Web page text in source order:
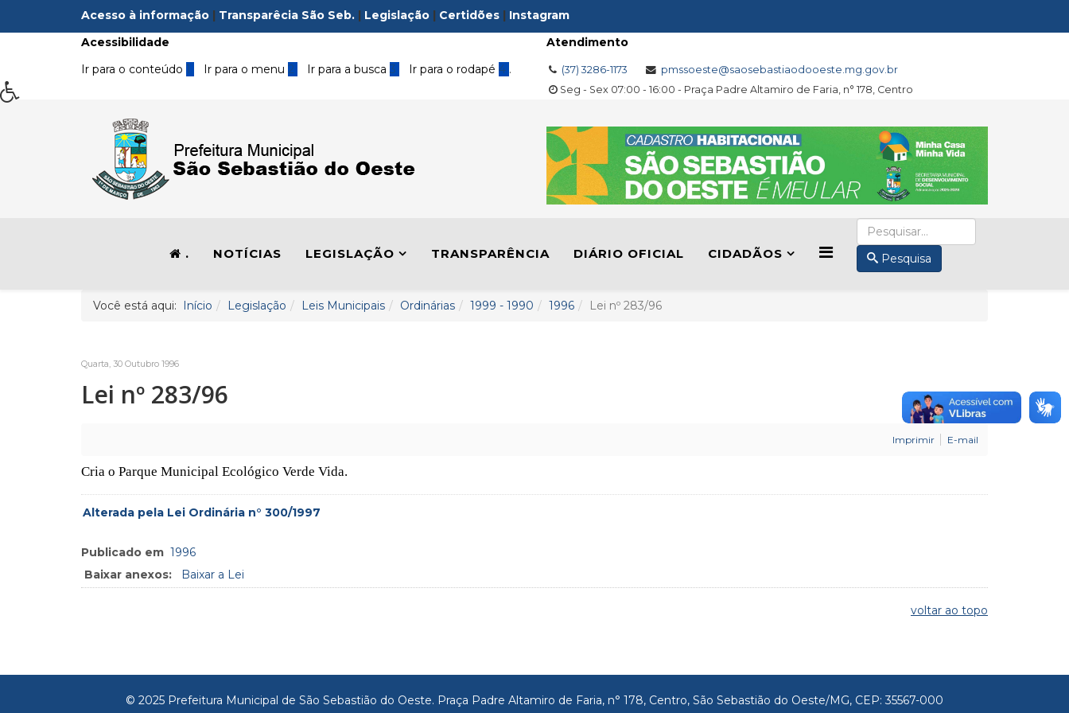
Acesso à informação | Transparêcia São Seb. | Legislação | Certidões | Instagram
Acessibilidade
Ir para o conteúdo 1 Ir para o menu 2 Ir para a busca3 Ir para o rodapé 4 .
Atendimento
(37) 3286-1173
pmssoeste@saosebastiaodooeste.mg.gov.br
Seg - Sex 07:00 - 16:00 - Praça Padre Altamiro de Faria, n° 178, Centro
. NOTÍCIAS LEGISLAÇÃO TRANSPARÊNCIA DIÁRIO OFICIAL CIDADÃOS Pesquisa
Você está aqui: Início Legislação Leis Municipais Ordinárias 1999 - 1990 1996 Lei nº 283/96
Quarta, 30 Outubro 1996
Lei nº 283/96
Imprimir E-mail
Cria o Parque Municipal Ecológico Verde Vida.
Alterada pela Lei Ordinária n° 300/1997
Publicado em 1996
Baixar anexos:
Baixar a Lei
voltar ao topo
© 2025 Prefeitura Municipal de São Sebastião do Oeste. Praça Padre Altamiro de Faria, n° 178, Centro, São Sebastião do Oeste/MG, CEP: 35567-000